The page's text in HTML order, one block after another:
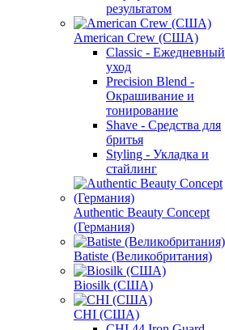
результатом
American Crew (США)
Classic - Ежедневный
уход
Precision Blend -
Окрашивание и
тонирование
Shave - Средства для
бритья
Styling - Укладка и
стайлинг
Authentic Beauty Concept
(Германия)
Batiste (Великобритания)
Biosilk (США)
CHI (США)